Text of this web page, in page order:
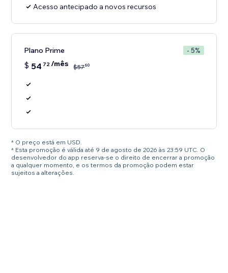
Acesso antecipado a novos recursos
Plano Prime - 5%
$ 54 72/mês $5760
* O preço está em USD.
* Esta promoção é válida até 9 de agosto de 2026 às 23:59 UTC. O
desenvolvedor do app reserva-se o direito de encerrar a promoção
a qualquer momento, e os termos da promoção podem estar
sujeitos a alterações.